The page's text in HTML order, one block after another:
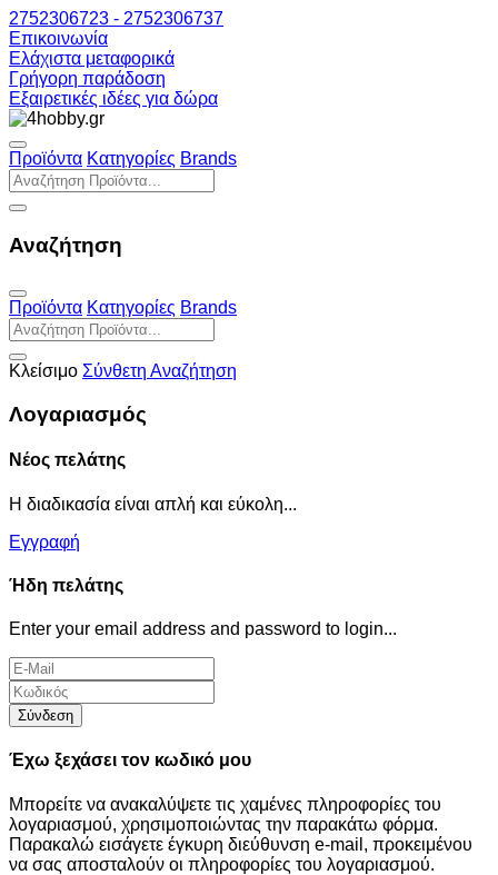
2752306723 - 2752306737
Επικοινωνία
Ελάχιστα μεταφορικά
Γρήγορη παράδοση
Εξαιρετικές ιδέες για δώρα
Προϊόντα Κατηγορίες Brands
Αναζήτηση
Προϊόντα Κατηγορίες Brands
Κλείσιμο Σύνθετη Αναζήτηση
Λογαριασμός
Νέος πελάτης
Η διαδικασία είναι απλή και εύκολη...
Εγγραφή
Ήδη πελάτης
Enter your email address and password to login...
Σύνδεση
Έχω ξεχάσει τον κωδικό μου
Μπορείτε να ανακαλύψετε τις χαμένες πληροφορίες του
λογαριασμού, χρησιμοποιώντας την παρακάτω φόρμα.
Παρακαλώ εισάγετε έγκυρη διεύθυνση e-mail, προκειμένου
να σας αποσταλούν οι πληροφορίες του λογαριασμού.